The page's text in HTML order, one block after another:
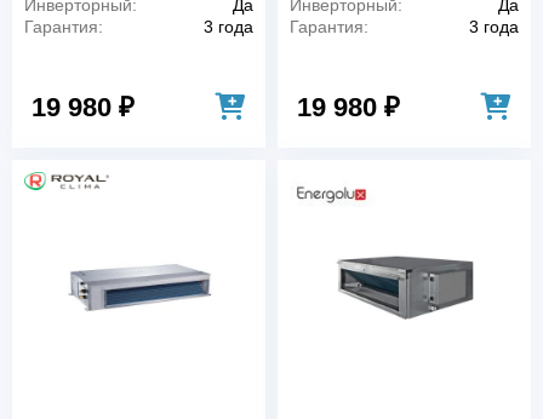
Инверторный:
Да
Гарантия:
3 года
19 980 ₽
Инверторный:
Да
Гарантия:
3 года
19 980 ₽